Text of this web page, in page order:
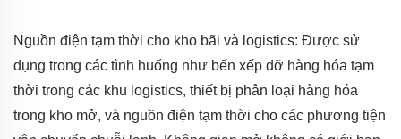
Nguồn điện tạm thời cho kho bãi và logistics: Được sử
dụng trong các tình huống như bến xếp dỡ hàng hóa tạm
thời trong các khu logistics, thiết bị phân loại hàng hóa
trong kho mở, và nguồn điện tạm thời cho các phương tiện